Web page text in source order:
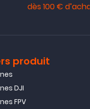
dès 100 €
produit
DJI
FPV